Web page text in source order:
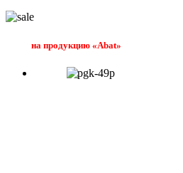
на продукцию «Abat»